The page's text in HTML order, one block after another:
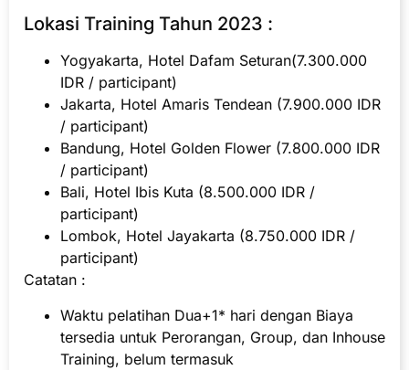
Lokasi Training Tahun 2023 :
Yogyakarta, Hotel Dafam Seturan(7.300.000
IDR / participant)
Jakarta, Hotel Amaris Tendean (7.900.000 IDR
/ participant)
Bandung, Hotel Golden Flower (7.800.000 IDR
/ participant)
Bali, Hotel Ibis Kuta (8.500.000 IDR /
participant)
Lombok, Hotel Jayakarta (8.750.000 IDR /
participant)
Catatan :
Waktu pelatihan Dua+1* hari dengan Biaya
tersedia untuk Perorangan, Group, dan Inhouse
Training, belum termasuk